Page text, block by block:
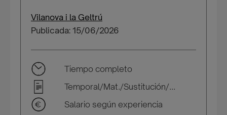
Vilanova i la Geltrú
Publicada: 15/06/2026
Tiempo completo
Temporal/Mat./Sustitución/...
Salario según experiencia